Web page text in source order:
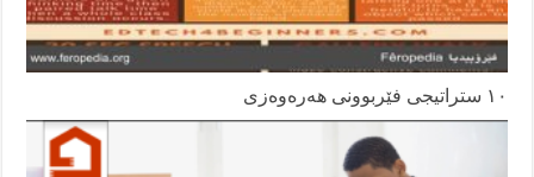
١٠ ستراتیجی فێربوونی هەرەوەزی